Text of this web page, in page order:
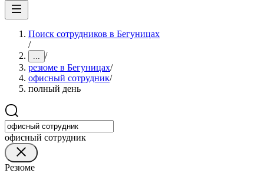
Поиск сотрудников в Бегуницах
/
... /
резюме в Бегуницах/
офисный сотрудник/
полный день
офисный сотрудник
Резюме